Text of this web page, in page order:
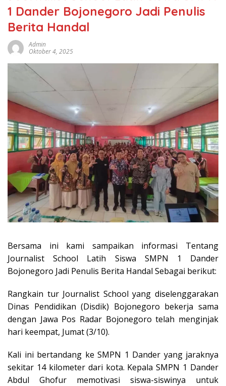
1 Dander Bojonegoro Jadi Penulis
Berita Handal
Admin
Oktober 4, 2025
Bersama ini kami sampaikan informasi Tentang
Journalist School Latih Siswa SMPN 1 Dander
Bojonegoro Jadi Penulis Berita Handal Sebagai berikut:
Rangkain tur Journalist School yang diselenggarakan
Dinas Pendidikan (Disdik) Bojonegoro bekerja sama
dengan Jawa Pos Radar Bojonegoro telah menginjak
hari keempat, Jumat (3/10).
Kali ini bertandang ke SMPN 1 Dander yang jaraknya
sekitar 14 kilometer dari kota. Kepala SMPN 1 Dander
Abdul Ghofur memotivasi siswa-siswinya untuk